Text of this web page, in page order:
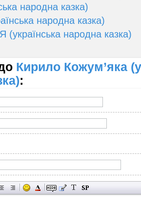
народна казка)
народна казка)
народна казка)
Кирило Кожум’яка
: